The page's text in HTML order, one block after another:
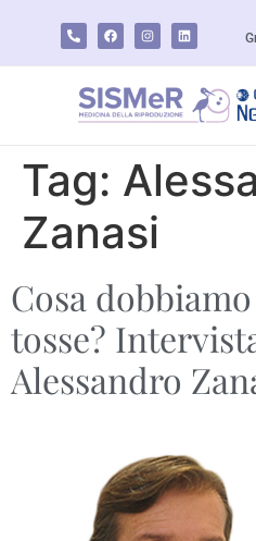
Tag:
Zanasi
Cosa
tosse?
Alessandro